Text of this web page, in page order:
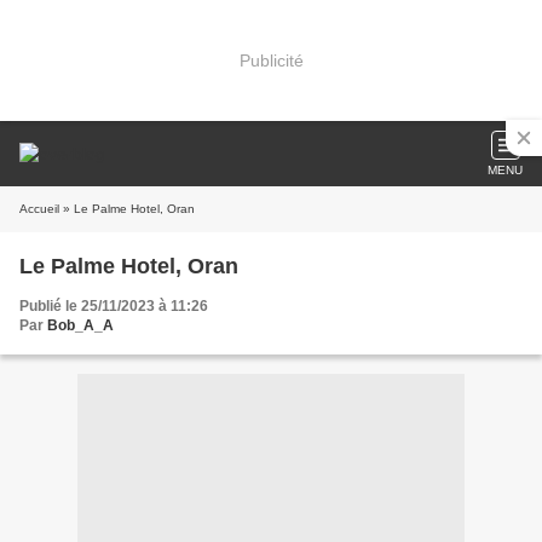
Publicité
MENU
Accueil » Le Palme Hotel, Oran
Le Palme Hotel, Oran
Publié le 25/11/2023 à 11:26
Par Bob_A_A